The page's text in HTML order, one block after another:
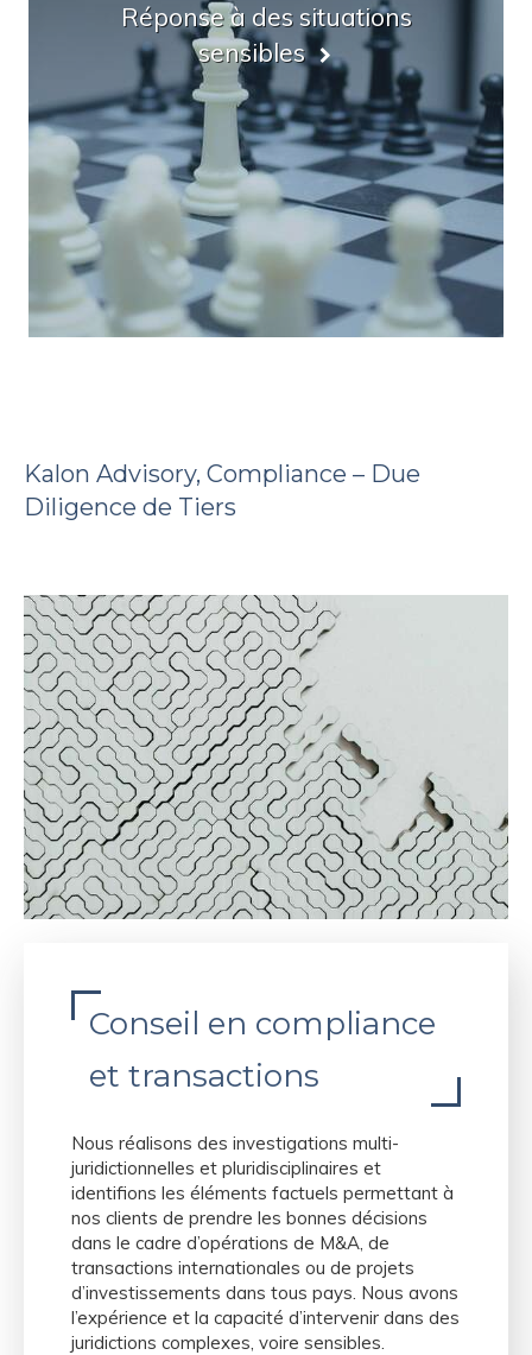
Réponse à des situations
sensibles
Kalon Advisory, Compliance – Due
Diligence de Tiers
Conseil en compliance
et transactions
Nous réalisons des investigations multi-
juridictionnelles et pluridisciplinaires et
identifions les éléments factuels permettant à
nos clients de prendre les bonnes décisions
dans le cadre d’opérations de M&A, de
transactions internationales ou de projets
d’investissements dans tous pays. Nous avons
l’expérience et la capacité d’intervenir dans des
juridictions complexes, voire sensibles.